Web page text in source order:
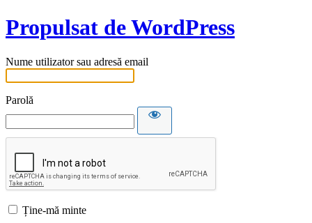
Propulsat de WordPress
Nume utilizator sau adresă email
Parolă
Ține-mă minte